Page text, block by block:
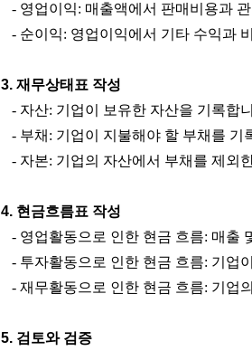
- 영업이익: 매출액에서 판매비용과
- 순이익: 영업이익에서 기타 수익과
3. 재무상태표 작성
- 자산: 기업이 보유한 자산을 기록합
- 부채: 기업이 지불해야 할 부채를 기
- 자본: 기업의 자산에서 부채를 제외
4. 현금흐름표 작성
- 영업활동으로 인한 현금 흐름: 매출
- 투자활동으로 인한 현금 흐름: 기업
- 재무활동으로 인한 현금 흐름: 기업
5. 검토와 검증